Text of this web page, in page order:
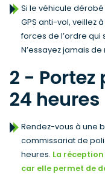
Si le véhicule
GPS anti-vol, veillez
forces de l’ordre
N’essayez jamais
2 - Portez
24 heures
Rendez-vous à une
commissariat de
heures. La
car elle permet de